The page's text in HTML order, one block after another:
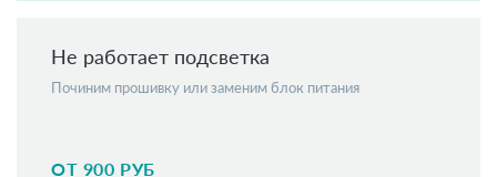
Не работает подсветка
Починим прошивку или заменим блок питания
ОТ 900 РУБ